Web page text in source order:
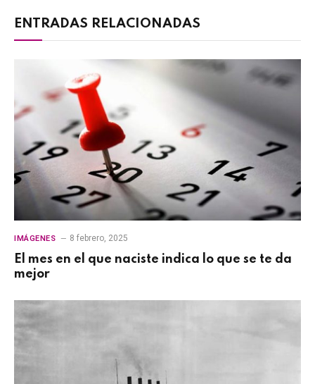
ENTRADAS RELACIONADAS
IMÁGENES 8 febrero, 2025
El mes en el que naciste indica lo que se te da
mejor